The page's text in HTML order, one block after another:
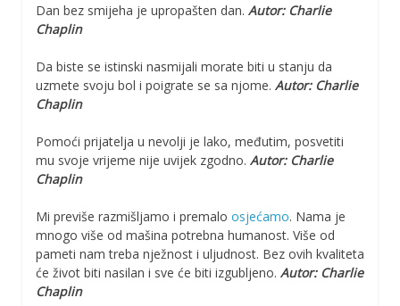
Dan bez smijeha je upropašten dan. Autor: Charlie
Chaplin
Da biste se istinski nasmijali morate biti u stanju da
uzmete svoju bol i poigrate se sa njome. Autor: Charlie
Chaplin
Pomoći prijatelja u nevolji je lako, međutim, posvetiti
mu svoje vrijeme nije uvijek zgodno. Autor: Charlie
Chaplin
Mi previše razmišljamo i premalo osjećamo. Nama je
mnogo više od mašina potrebna humanost. Više od
pameti nam treba nježnost i uljudnost. Bez ovih kvaliteta
će život biti nasilan i sve će biti izgubljeno. Autor: Charlie
Chaplin